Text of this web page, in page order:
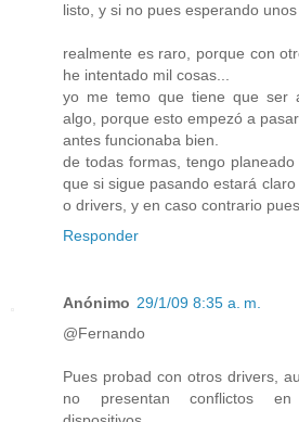
listo, y si no pues esperando
realmente es raro, porque con
he intentado mil cosas...
yo me temo que tiene que ser
algo, porque esto empezó a
antes funcionaba bien.
de todas formas, tengo
que si sigue pasando estará
o drivers, y en caso contrario
Responder
Anónimo 29/1/09 8:35 a. m.
@Fernando
Pues probad con otros drivers,
no presentan conflictos